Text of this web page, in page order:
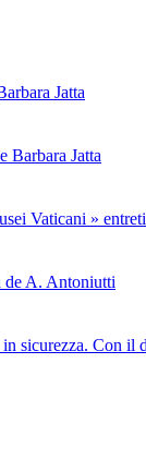
Jatta
Barbara Jatta
Vaticani »
de A. Antoniutti
sicurezza. Con il